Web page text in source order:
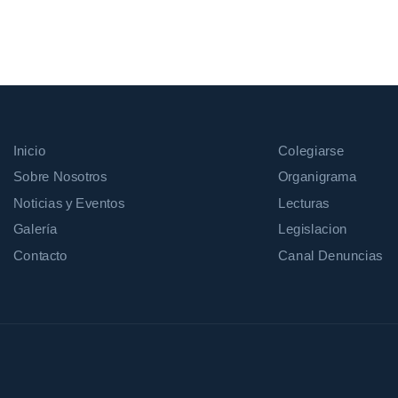
Inicio
Sobre Nosotros
Noticias y Eventos
Galería
Contacto
Colegiarse
Organigrama
Lecturas
Legislacion
Canal Denuncias